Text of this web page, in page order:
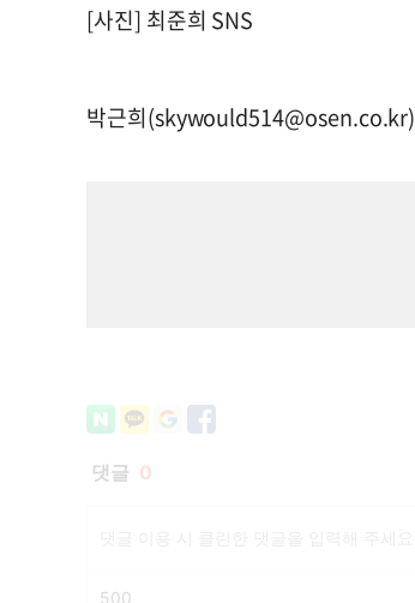
[사진] 최준희 SNS
박근희(skywould514@osen.co.kr)